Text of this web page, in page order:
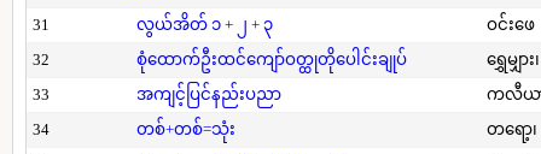
31 လွယ်အိတ် ၁ + ၂ + ၃
ဝင်းဖေ
32
စုံထောက်ဦးထင်ကျော်ဝတ္ထုတိုပေါင်းချုပ်
ရွှေမျှား
33
အကျင့်ပြင်နည်းပညာ
ကလီယာ
34
တစ်+တစ်=သုံး
တရော့၊